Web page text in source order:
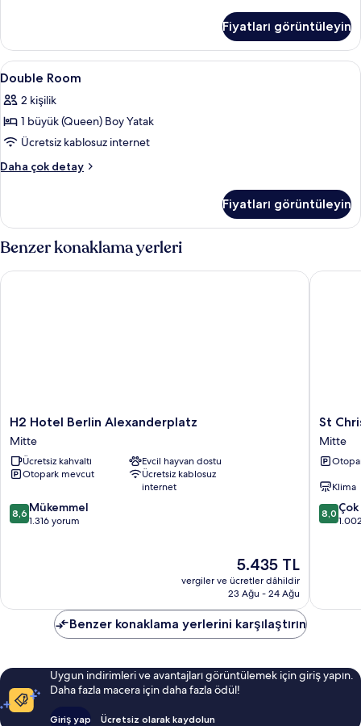
fazla
detay
Fiyatları görüntüleyin
Double
Room
için
tüm
fotoğrafları
görün
Masa, ses yalıtımı, ücretsiz kablosuz
6
Double Room
2 kişilik
1 büyük (Queen) Boy Yatak
Ücretsiz kablosuz internet
Daha çok detay
Double
fazla
detay
Fiyatları görüntüleyin
Benzer konaklama yerleri
H2
Hotel
Berlin
Alexanderplatz
Mitte
H2 Hotel Berlin Alexanderplatz
Mitte
Ücretsiz kahvaltı
Evcil hayvan dostu
Otopark mevcut
Ücretsiz kablosuz
internet
10
üzerinden
8,6 Mükemmel
1.316 yorum
Güncel
fiyat:
5.435 TL
5.435 TL
vergiler ve ücretler dâhildir
23 Ağu - 24 Ağu
H2 Hotel Berlin Alexanderplatz
St
Hotel
Berlin
Mitte
St
Mitte
Klima
10
8,0
St
Benzer konaklama yerlerini karşılaştırın
Uygun indirimleri ve avantajları görüntülemek için giriş yapın.
Daha fazla macera için daha fazla ödül!
Giriş yap Ücretsiz olarak kaydolun